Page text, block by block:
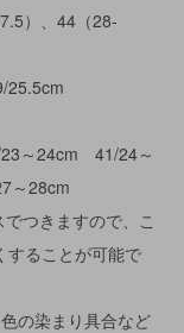
）、44（28-
25.5cm
～24cm 41/24～
28cm
つきますので、こ
することが可能で
の染まり具合など